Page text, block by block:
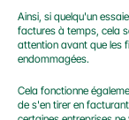
Ainsi, si quelqu'un
factures à temps, cela
attention avant que les
endommagées.
Cela fonctionne
de s'en tirer en